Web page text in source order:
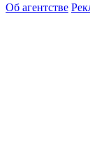
Об агентстве